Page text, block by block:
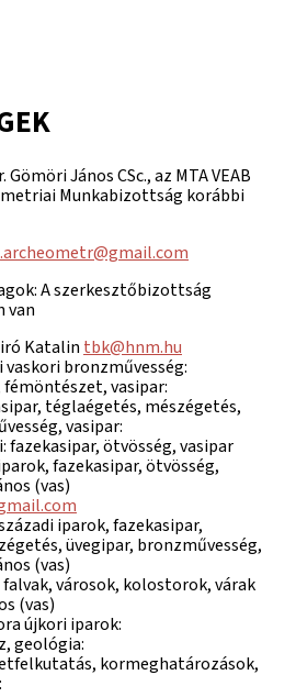
János CSc., az MTA VEAB
Munkabizottság korábbi
A szerkesztőbizottság
van
Katalin tbk@hnm.hu
bronzművesség:
vasipar:
téglaégetés, mészégetés,
vasipar:
fazekasipar, ötvösség, vasipar
fazekasipar, ötvösség,
(vas)
iparok, fazekasipar,
üvegipar, bronzművesség,
(vas)
városok, kolostorok, várak
(vas)
újkori iparok:
geológia:
kormeghatározások,